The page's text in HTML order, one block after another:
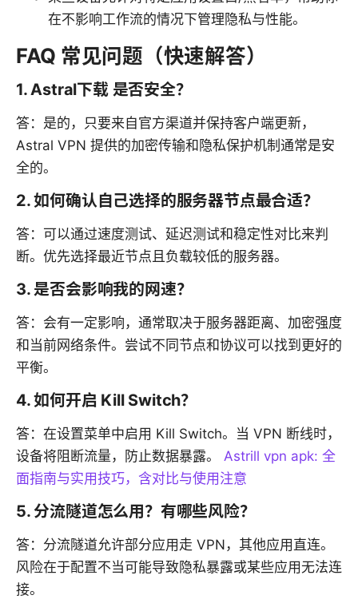
在不影响工作流的情况下管理隐私与性能。
FAQ 常见问题（快速解答）
1. Astral下载 是否安全？
答：是的，只要来自官方渠道并保持客户端更新，
Astral VPN 提供的加密传输和隐私保护机制通常是安
全的。
2. 如何确认自己选择的服务器节点最合适？
答：可以通过速度测试、延迟测试和稳定性对比来判
断。优先选择最近节点且负载较低的服务器。
3. 是否会影响我的网速？
答：会有一定影响，通常取决于服务器距离、加密强度
和当前网络条件。尝试不同节点和协议可以找到更好的
平衡。
4. 如何开启 Kill Switch？
答：在设置菜单中启用 Kill Switch。当 VPN 断线时，
设备将阻断流量，防止数据暴露。 Astrill vpn apk: 全
面指南与实用技巧，含对比与使用注意
5. 分流隧道怎么用？有哪些风险？
答：分流隧道允许部分应用走 VPN，其他应用直连。
风险在于配置不当可能导致隐私暴露或某些应用无法连
接。